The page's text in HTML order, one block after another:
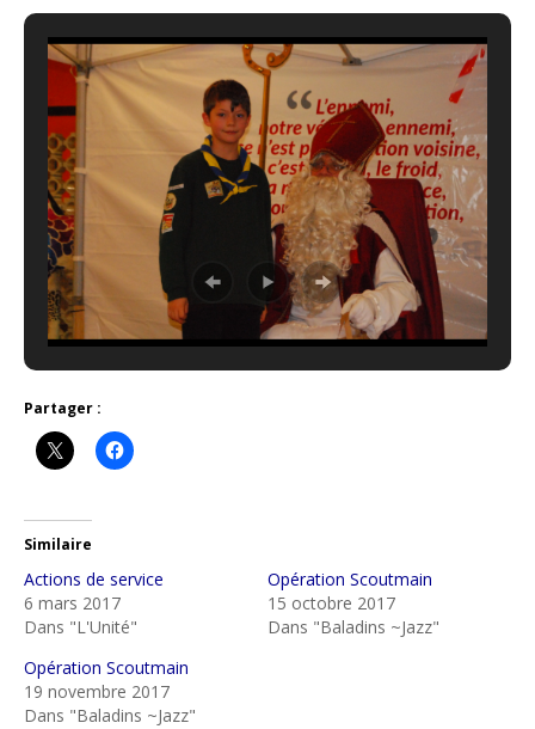
Partager :
Similaire
Actions de service
6 mars 2017
Dans "L'Unité"
Opération Scoutmain
15 octobre 2017
Dans "Baladins ~Jazz"
Opération Scoutmain
19 novembre 2017
Dans "Baladins ~Jazz"